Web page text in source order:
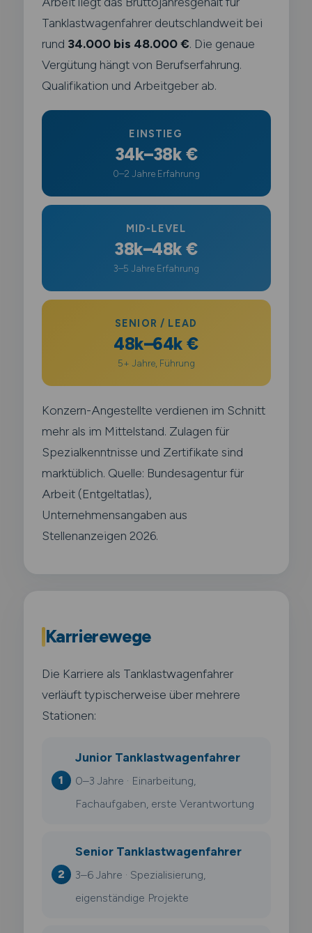
Tanklastwagenfahrer deutschlandweit bei
rund 34.000 bis 48.000 €. Die genaue
Vergütung hängt von Berufserfahrung.
Qualifikation und Arbeitgeber ab.
EINSTIEG
34k–38k €
0–2 Jahre Erfahrung
MID-LEVEL
38k–48k €
3–5 Jahre Erfahrung
SENIOR / LEAD
48k–64k €
5+ Jahre, Führung
Konzern-Angestellte verdienen im Schnitt
mehr als im Mittelstand. Zulagen für
Spezialkenntnisse und Zertifikate sind
marktüblich. Quelle: Bundesagentur für
Arbeit (Entgeltatlas),
Unternehmensangaben aus
Stellenanzeigen 2026.
Karrierewege
Die Karriere als Tanklastwagenfahrer
verläuft typischerweise über mehrere
Stationen:
Junior Tanklastwagenfahrer
0–3 Jahre · Einarbeitung,
Fachaufgaben, erste Verantwortung
Senior Tanklastwagenfahrer
3–6 Jahre · Spezialisierung,
eigenständige Projekte